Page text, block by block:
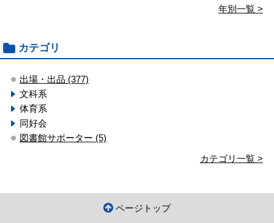
年別一覧 >
カテゴリ
出場・出品 (377)
文科系
体育系
同好会
図書館サポーター (5)
カテゴリ一覧 >
ページトップ